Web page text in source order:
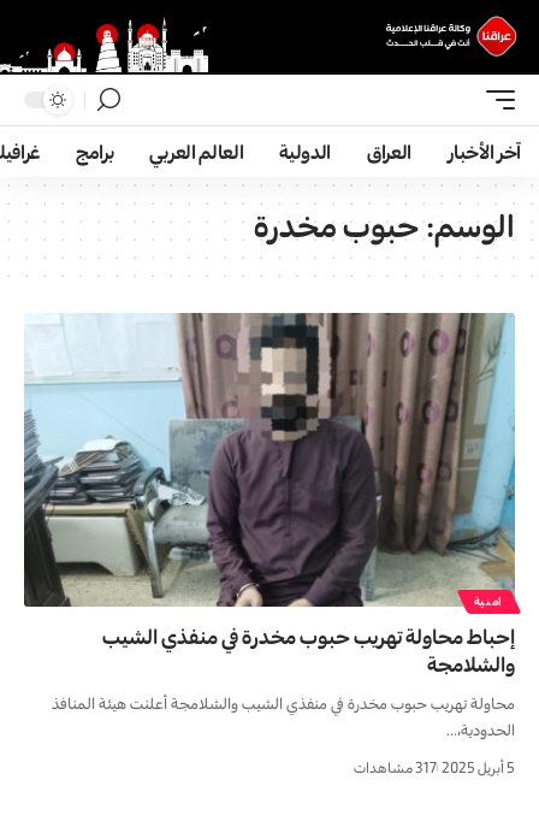
آخر الأخبار العراق الدولية العالم العربي برامج
الوسم:حبوب مخدرة
امنية
إحباط محاولة تهريب حبوب مخدرة في منفذي الشيب
والشلامجة
محاولة تهريب حبوب مخدرة في منفذي الشيب والشلامجة أعلنت هيئة المنافذ
الحدودية،…
5 أبريل 2025 317 مشاهدات